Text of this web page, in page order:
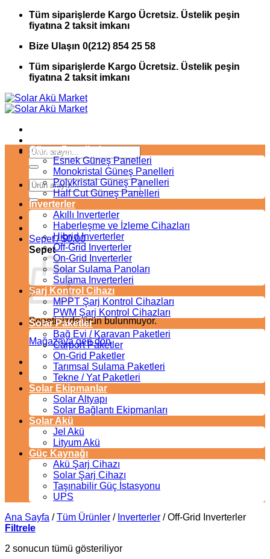
İçeriğeTüm siparişlerde Kargo Ücretsiz. Üstelik peşin
fiyatına 2 taksit imkanı
Bize Ulaşın 0(212) 854 25 58
Tüm siparişlerde Kargo Ücretsiz. Üstelik peşin
fiyatına 2 taksit imkanı
Ara:
Ara:
Sepet /$0.00
Sepet
Sepetinizde ürün bulunmuyor.
Mağazaya geri dön
Güneş Panelleri
Esnek Güneş Panelleri
Monokristal Güneş Panelleri
Polykristal Güneş Panelleri
Half Cut Güneş Panelleri
Inverterler
Akıllı Inverterler
Haberleşme ve İzleme Cihazları
Hibrid Inverterler
Off-Grid Inverterler
On-Grid Inverterler
Solar Sulama Panoları
Sulama Inverterleri
Şarj Kontrol Cihazı
MPPT Şarj Kontrol Cihazları
PWM Şarj Kontrol Cihazları
Solar Paketler
Bağ Evi / Karavan Paketleri
Carport Paketler
On-Grid Paketler
Tarımsal Sulama Paketleri
Tekne / Yat Paketleri
Solar Ekipmanlar
Solar Altyapı
Solar Bağlantı Ekipmanları
Solar Akü
Jel Akü
Lityum Akü
Güç Kaynağı
Akü Şarj Cihazı
Solar Şarj Cihazı
Taşınabilir Güç İstasyonu
UPS
Ana Sayfa / Tüm Ürünler / Inverterler /Off-Grid Inverterler
Filtrele
2 sonucun tümü gösteriliyor